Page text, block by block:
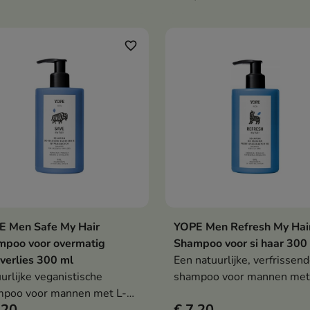
en haaruitval helpt
In winkelwagen
favorite_border
Men Safe My Hair
voor overmatig
300 ml
veganistische
voor mannen met L-
In winkelwagen
YOPE Men Refresh My
Shampoo voor si haar
Een natuurlijke,
shampoo voor mannen